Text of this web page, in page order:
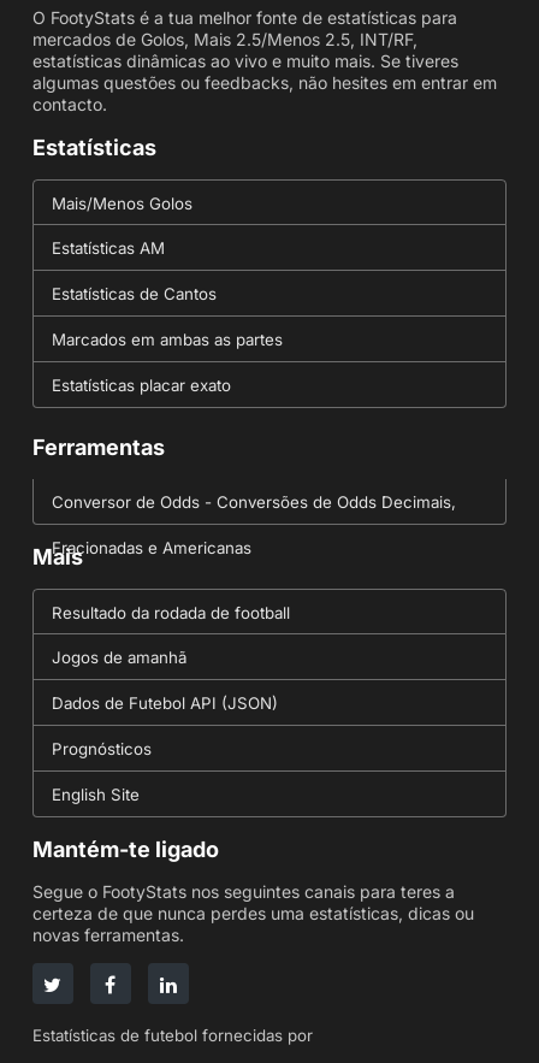
O FootyStats é a tua melhor fonte de estatísticas para
mercados de Golos, Mais 2.5/Menos 2.5, INT/RF,
estatísticas dinâmicas ao vivo e muito mais. Se tiveres
algumas questões ou feedbacks, não hesites em entrar em
contacto.
Estatísticas
Mais/Menos Golos
Estatísticas AM
Estatísticas de Cantos
Marcados em ambas as partes
Estatísticas placar exato
Ferramentas
Conversor de Odds - Conversões de Odds Decimais,
Fracionadas e Americanas
Mais
Resultado da rodada de football
Jogos de amanhã
Dados de Futebol API (JSON)
Prognósticos
English Site
Mantém-te ligado
Segue o FootyStats nos seguintes canais para teres a
certeza de que nunca perdes uma estatísticas, dicas ou
novas ferramentas.
Estatísticas de futebol fornecidas por